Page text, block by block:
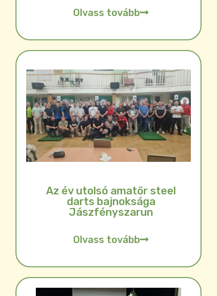
Olvass tovább
Az év utolsó amatőr steel
darts bajnoksága
Jászfényszarun
Olvass tovább